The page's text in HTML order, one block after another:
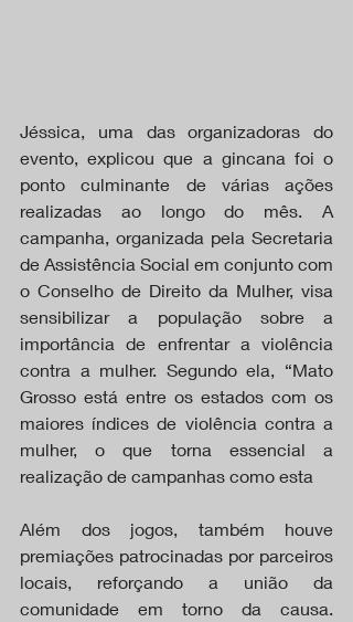
Jéssica, uma das organizadoras do
evento, explicou que a gincana foi o
ponto culminante de várias ações
realizadas ao longo do mês. A
campanha, organizada pela Secretaria
de Assistência Social em conjunto com
o Conselho de Direito da Mulher, visa
sensibilizar a população sobre a
importância de enfrentar a violência
contra a mulher. Segundo ela, “Mato
Grosso está entre os estados com os
maiores índices de violência contra a
mulher, o que torna essencial a
realização de campanhas como esta
Além dos jogos, também houve
premiações patrocinadas por parceiros
locais, reforçando a união da
comunidade em torno da causa.